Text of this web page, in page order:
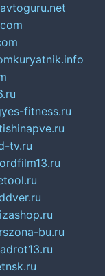
avtoguru.net
kuryatnik.info
yes-fitness.ru
tv.ru
bu.ru